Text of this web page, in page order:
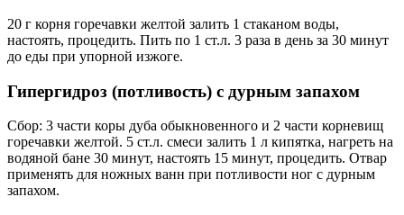
20 г корня горечавки желтой залить 1 стаканом воды,
настоять, процедить. Пить по 1 ст.л. 3 раза в день за 30 минут
до еды при упорной изжоге.
Гипергидроз (потливость) с дурным запахом
Сбор: 3 части коры дуба обыкновенного и 2 части корневищ
горечавки желтой. 5 ст.л. смеси залить 1 л кипятка, нагреть на
водяной бане 30 минут, настоять 15 минут, процедить. Отвар
применять для ножных ванн при потливости ног с дурным
запахом.